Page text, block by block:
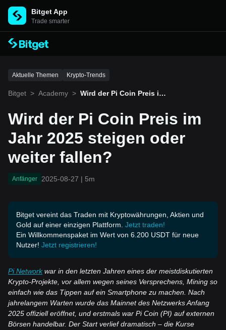
Bitget App
Trade smarter
Aktuelle Themen Krypto-Trends
Bitget > Academy > Wird der Pi Coin Preis im J
Wird der Pi Coin Preis im
Jahr 2025 steigen oder
weiter fallen?
Anfänger 2025-08-27 | 5m
Bitget vereint das Traden mit Kryptowährungen, Aktien und
Gold auf einer einzigen Plattform. Jetzt traden!
Ein Willkommenspaket im Wert von 6.200 USDT für neue
Nutzer! Jetzt registrieren!
Pi Network war in den letzten Jahren eines der meistdiskutierten
Krypto-Projekte, vor allem wegen seines Versprechens, Mining so
einfach wie das Tippen auf ein Smartphone zu machen. Nach
jahrelangem Warten wurde das Mainnet des Netzwerks Anfang
2025 offiziell eröffnet, und erstmals war Pi Coin (PI) auf externen
Börsen handelbar. Der Start verlief dramatisch – die Kurse